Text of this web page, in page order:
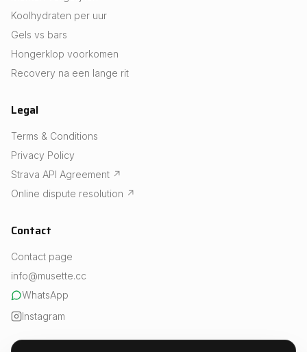
Koolhydraten per uur
Gels vs bars
Hongerklop voorkomen
Recovery na een lange rit
Legal
Terms & Conditions
Privacy Policy
Strava API Agreement ↗
Online dispute resolution ↗
Contact
Contact page
info@musette.cc
WhatsApp
Instagram